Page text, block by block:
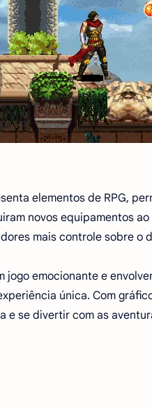
elementos de RPG,
novos equipamentos
mais controle sobre o
jogo emocionante e
única. Com
e se divertir com as